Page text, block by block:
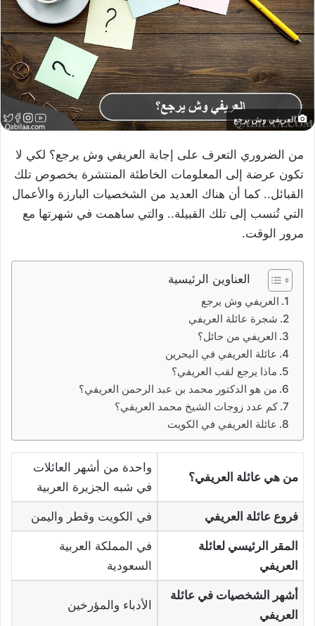
العريفي وش يرجع
من الضروري التعرف على إجابة العريفي وش يرجع؟ لكي لا
تكون عرضة إلى المعلومات الخاطئة المنتشرة بخصوص تلك
القبائل.. كما أن هناك العديد من الشخصيات البارزة والأعمال
التي تُنسب إلى تلك القبيلة.. والتي ساهمت في شهرتها مع
مرور الوقت.
العناوين الرئيسية
العريفي وش يرجع
شجرة عائلة العريفي
العريفي من حائل؟
عائلة العريفي في البحرين
ماذا يرجع لقب العريفي؟
من هو الدكتور محمد بن عبد الرحمن العريفي؟
كم عدد زوجات الشيخ محمد العريفي؟
عائلة العريفي في الكويت
من هي عائلة العريفي؟
واحدة من أشهر العائلات
في شبه الجزيرة العربية
فروع عائلة العريفي في الكويت وقطر واليمن
المقر الرئيسي لعائلة
العريفي
في المملكة العربية
السعودية
أشهر الشخصيات في عائلة
العريفي
الأدباء والمؤرخين